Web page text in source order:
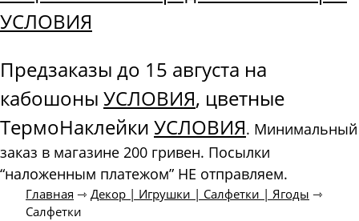
УСЛОВИЯ
Предзаказы до 15 августа на
кабошоны УСЛОВИЯ, цветные
ТермоНаклейки УСЛОВИЯ. Минимальный
заказ в магазине 200 гривен. Посылки
“наложенным платежом” НЕ отправляем.
Главная ⇾ Декор | Игрушки | Салфетки | Ягоды ⇾
Салфетки